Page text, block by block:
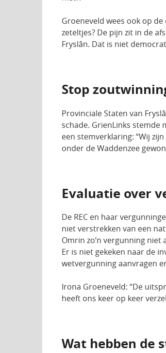
Groeneveld wees ook op
zeteltjes? De pijn zit in de
Fryslân. Dat is niet
Stop
Provinciale Staten van
schade. GrienLinks stemde
een stemverklaring: “Wij
onder de Waddenzee
Evaluatie over
De REC en haar
niet verstrekken van een
Omrin zo’n vergunning
Er is niet gekeken naar de
wetvergunning aanvragen
Irona Groeneveld: “De
heeft ons keer op keer
Wat hebben de